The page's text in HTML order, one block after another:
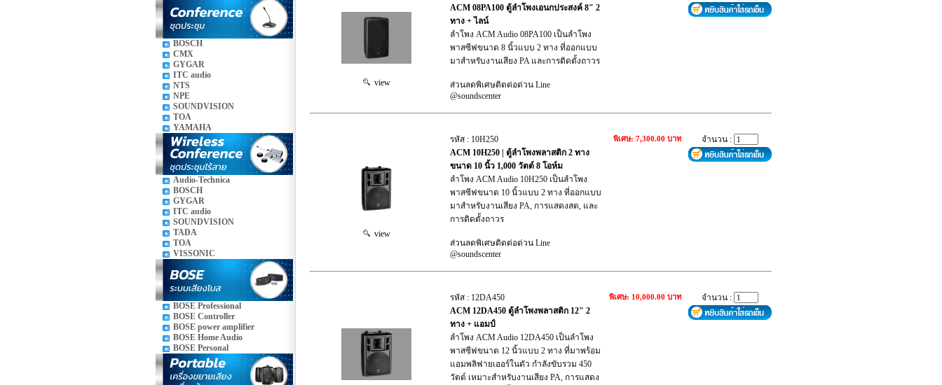
BOSCH
CMX
GYGAR
ITC audio
NTS
NPE
SOUNDVISION
TOA
YAMAHA
Audio-Technica
BOSCH
GYGAR
ITC audio
SOUNDVISION
TADA
TOA
VISSONIC
BOSE Professional
BOSE Controller
BOSE power amplifier
BOSE Home Audio
BOSE Personal
view
ACM 08PA100 ตู้ลำโพงเอนกประสงค์ 8" 2
ทาง + ไลน์
ลำโพง ACM Audio 08PA100 เป็นลำโพง
พาสซีฟขนาด 8 นิ้วแบบ 2 ทาง ที่ออกแบบ
มาสำหรับงานเสียง PA และการติดตั้งถาวร
ส่วนลดพิเศษติดต่อด่วน Line
@soundscenter
view
รหัส : 10H250
ACM 10H250 | ตู้ลำโพงพลาสติก 2 ทาง
ขนาด 10 นิ้ว 1,000 วัตต์ 8 โอห์ม
ลำโพง ACM Audio 10H250 เป็นลำโพง
พาสซีฟขนาด 10 นิ้วแบบ 2 ทาง ที่ออกแบบ
มาสำหรับงานเสียง PA, การแสดงสด, และ
การติดตั้งถาวร
ส่วนลดพิเศษติดต่อด่วน Line
@soundscenter
พิเศษ: 7,300.00 บาท จำนวน :
รหัส : 12DA450
ACM 12DA450 ตู้ลำโพงพลาสติก 12" 2
ทาง + แอมป์
ลำโพง ACM Audio 12DA450 เป็นลำโพง
พาสซีฟขนาด 12 นิ้วแบบ 2 ทาง ที่มาพร้อม
แอมพลิฟายเออร์ในตัว กำลังขับรวม 450
วัตต์ เหมาะสำหรับงานเสียง PA, การแสดง
พิเศษ: 10,000.00 บาท จำนวน :